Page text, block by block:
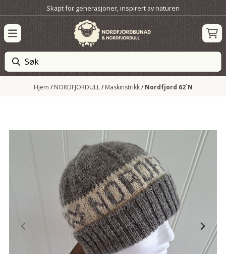
Hopp til innholdSkapt for generasjoner, inspirert av naturen
Hjem /NORDFJORDULL/Maskinstrikk/Nordfjord 62`N